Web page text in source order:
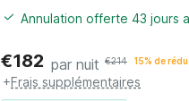
Annulation offerte 43 jours
€182 par nuit €214 15% de
+Frais supplémentaires